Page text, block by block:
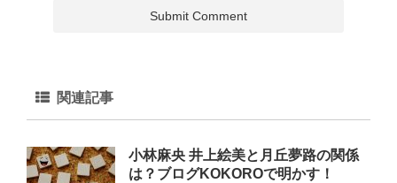
関連記事
小林麻央 井上絵美と月丘夢路の関係
は？ブログKOKOROで明かす！